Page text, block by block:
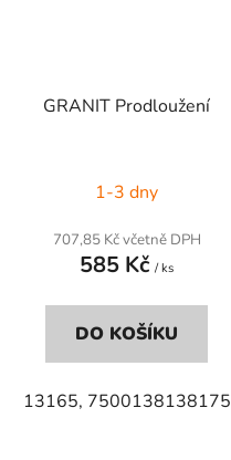
GRANIT Prodloužení
1-3 dny
707,85 Kč včetně DPH
585 Kč / ks
DO KOŠÍKU
13165, 7500138138175